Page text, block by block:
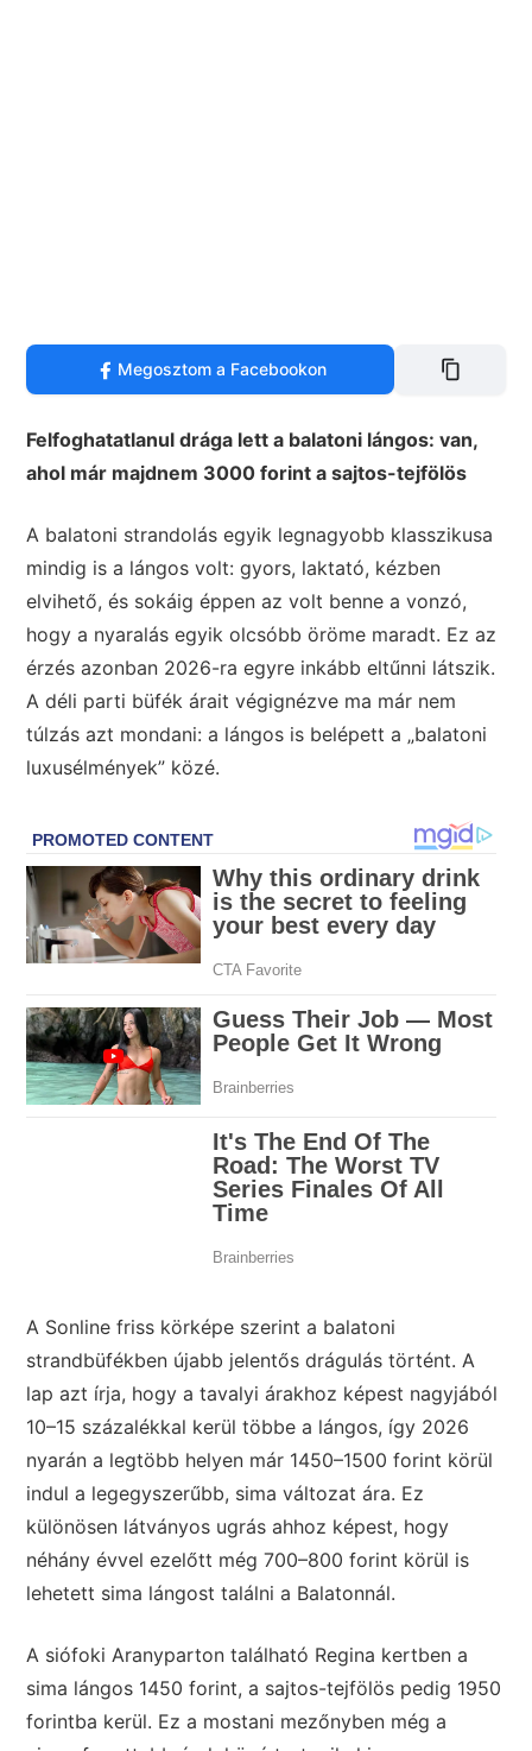
Megosztom a Facebookon
Felfoghatatlanul drága lett a balatoni lángos: van,
ahol már majdnem 3000 forint a sajtos-tejfölös
A balatoni strandolás egyik legnagyobb klasszikusa
mindig is a lángos volt: gyors, laktató, kézben
elvihető, és sokáig éppen az volt benne a vonzó,
hogy a nyaralás egyik olcsóbb öröme maradt. Ez az
érzés azonban 2026-ra egyre inkább eltűnni látszik.
A déli parti büfék árait végignézve ma már nem
túlzás azt mondani: a lángos is belépett a „balatoni
luxusélmények” közé.
A Sonline friss körképe szerint a balatoni
strandbüfékben újabb jelentős drágulás történt. A
lap azt írja, hogy a tavalyi árakhoz képest nagyjából
10–15 százalékkal kerül többe a lángos, így 2026
nyarán a legtöbb helyen már 1450–1500 forint körül
indul a legegyszerűbb, sima változat ára. Ez
különösen látványos ugrás ahhoz képest, hogy
néhány évvel ezelőtt még 700–800 forint körül is
lehetett sima lángost találni a Balatonnál.
A siófoki Aranyparton található Regina kertben a
sima lángos 1450 forint, a sajtos-tejfölös pedig 1950
forintba kerül. Ez a mostani mezőnyben még a